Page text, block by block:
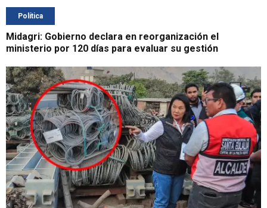
Política
Midagri: Gobierno declara en reorganización el
ministerio por 120 días para evaluar su gestión